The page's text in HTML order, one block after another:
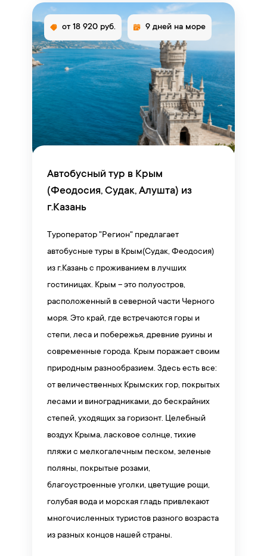
от 18 920 руб. 9 дней на море
Автобусный тур в Крым
(Феодосия, Судак, Алушта) из
г.Казань
Туроператор "Регион" предлагает
автобусные туры в Крым(Судак, Феодосия)
из г.Казань с проживанием в лучших
гостиницах. Крым – это полуостров,
расположенный в северной части Черного
моря. Это край, где встречаются горы и
степи, леса и побережья, древние руины и
современные города. Крым поражает своим
природным разнообразием. Здесь есть все:
от величественных Крымских гор, покрытых
лесами и виноградниками, до бескрайних
степей, уходящих за горизонт. Целебный
воздух Крыма, ласковое солнце, тихие
пляжи с мелкогалечным песком, зеленые
поляны, покрытые розами,
благоустроенные уголки, цветущие рощи,
голубая вода и морская гладь привлекают
многочисленных туристов разного возраста
из разных концов нашей страны.